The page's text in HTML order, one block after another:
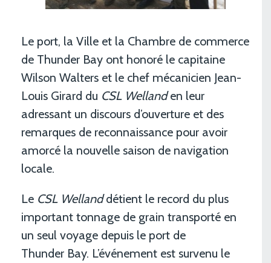
Le port, la Ville et la Chambre de commerce
de Thunder Bay ont honoré le capitaine
Wilson Walters et le chef mécanicien Jean-
Louis Girard du CSL Wellanden leur
adressant un discours d’ouverture et des
remarques de reconnaissance pour avoir
amorcé la nouvelle saison de navigation
locale.
Le CSL Wellanddétient le record du plus
important tonnage de grain transporté en
un seul voyage depuis le port de
Thunder Bay. L’événement est survenu le